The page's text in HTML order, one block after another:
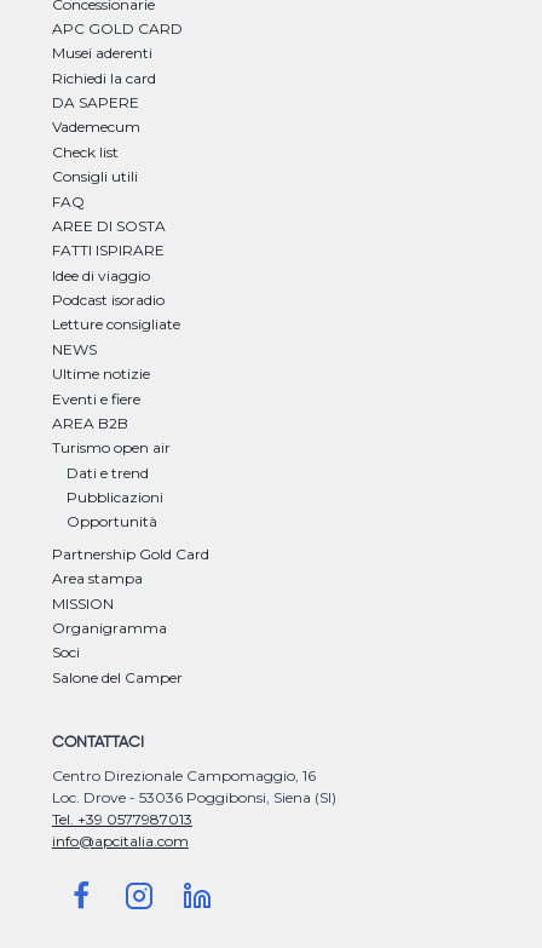
Concessionarie
APC GOLD CARD
Musei aderenti
Richiedi la card
DA SAPERE
Vademecum
Check list
Consigli utili
FAQ
AREE DI SOSTA
FATTI ISPIRARE
Idee di viaggio
Podcast isoradio
Letture consigliate
NEWS
Ultime notizie
Eventi e fiere
AREA B2B
Turismo open air
Dati e trend
Pubblicazioni
Opportunità
Partnership Gold Card
Area stampa
MISSION
Organigramma
Soci
Salone del Camper
CONTATTACI
Centro Direzionale Campomaggio, 16
Loc. Drove - 53036 Poggibonsi, Siena (SI)
Tel. +39 0577987013
info@apcitalia.com